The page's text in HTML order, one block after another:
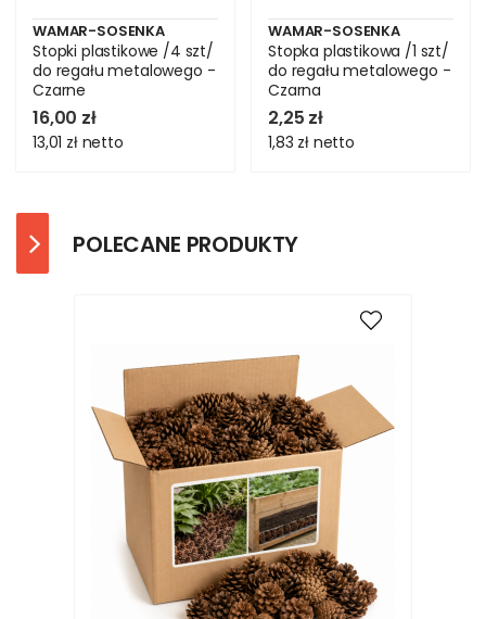
WAMAR-SOSENKA
Stopki plastikowe /4 szt/
do regału metalowego -
Czarne
16,00 zł
13,01 zł netto
WAMAR-SOSENKA
Stopka plastikowa /1 szt/
do regału metalowego -
Czarna
2,25 zł
1,83 zł netto
POLECANE PRODUKTY